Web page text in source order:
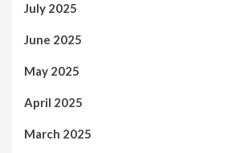
July 2025
June 2025
May 2025
April 2025
March 2025